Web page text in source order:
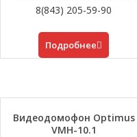
8(843) 205-59-90
Подробнее
Видеодомофон Optimus
VMH-10.1